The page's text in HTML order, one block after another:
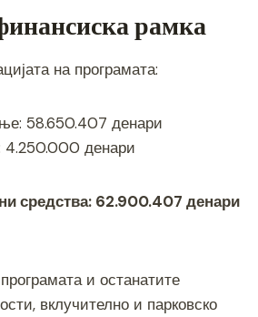
рамка
на програмата:
58.650.407 денари
4.250.000 денари
средства: 62.900.407 денари
и останатите
вклучително и парковско